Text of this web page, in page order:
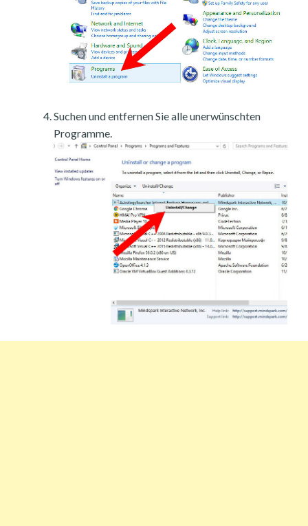
Suchen und entfernen Sie alle unerwünschten
Programme.